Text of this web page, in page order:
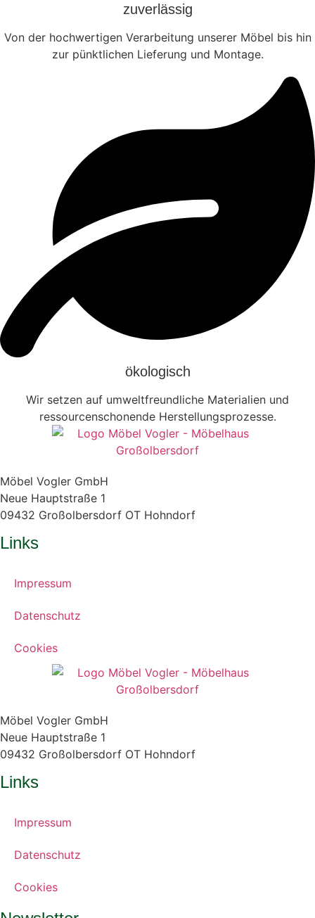
zuverlässig
Von der hochwertigen Verarbeitung unserer Möbel bis hin
zur pünktlichen Lieferung und Montage.
ökologisch
Wir setzen auf umweltfreundliche Materialien und
ressourcenschonende Herstellungsprozesse.
Möbel Vogler GmbH
Neue Hauptstraße 1
09432 Großolbersdorf OT Hohndorf
Links
Impressum
Datenschutz
Cookies
Möbel Vogler GmbH
Neue Hauptstraße 1
09432 Großolbersdorf OT Hohndorf
Links
Impressum
Datenschutz
Cookies